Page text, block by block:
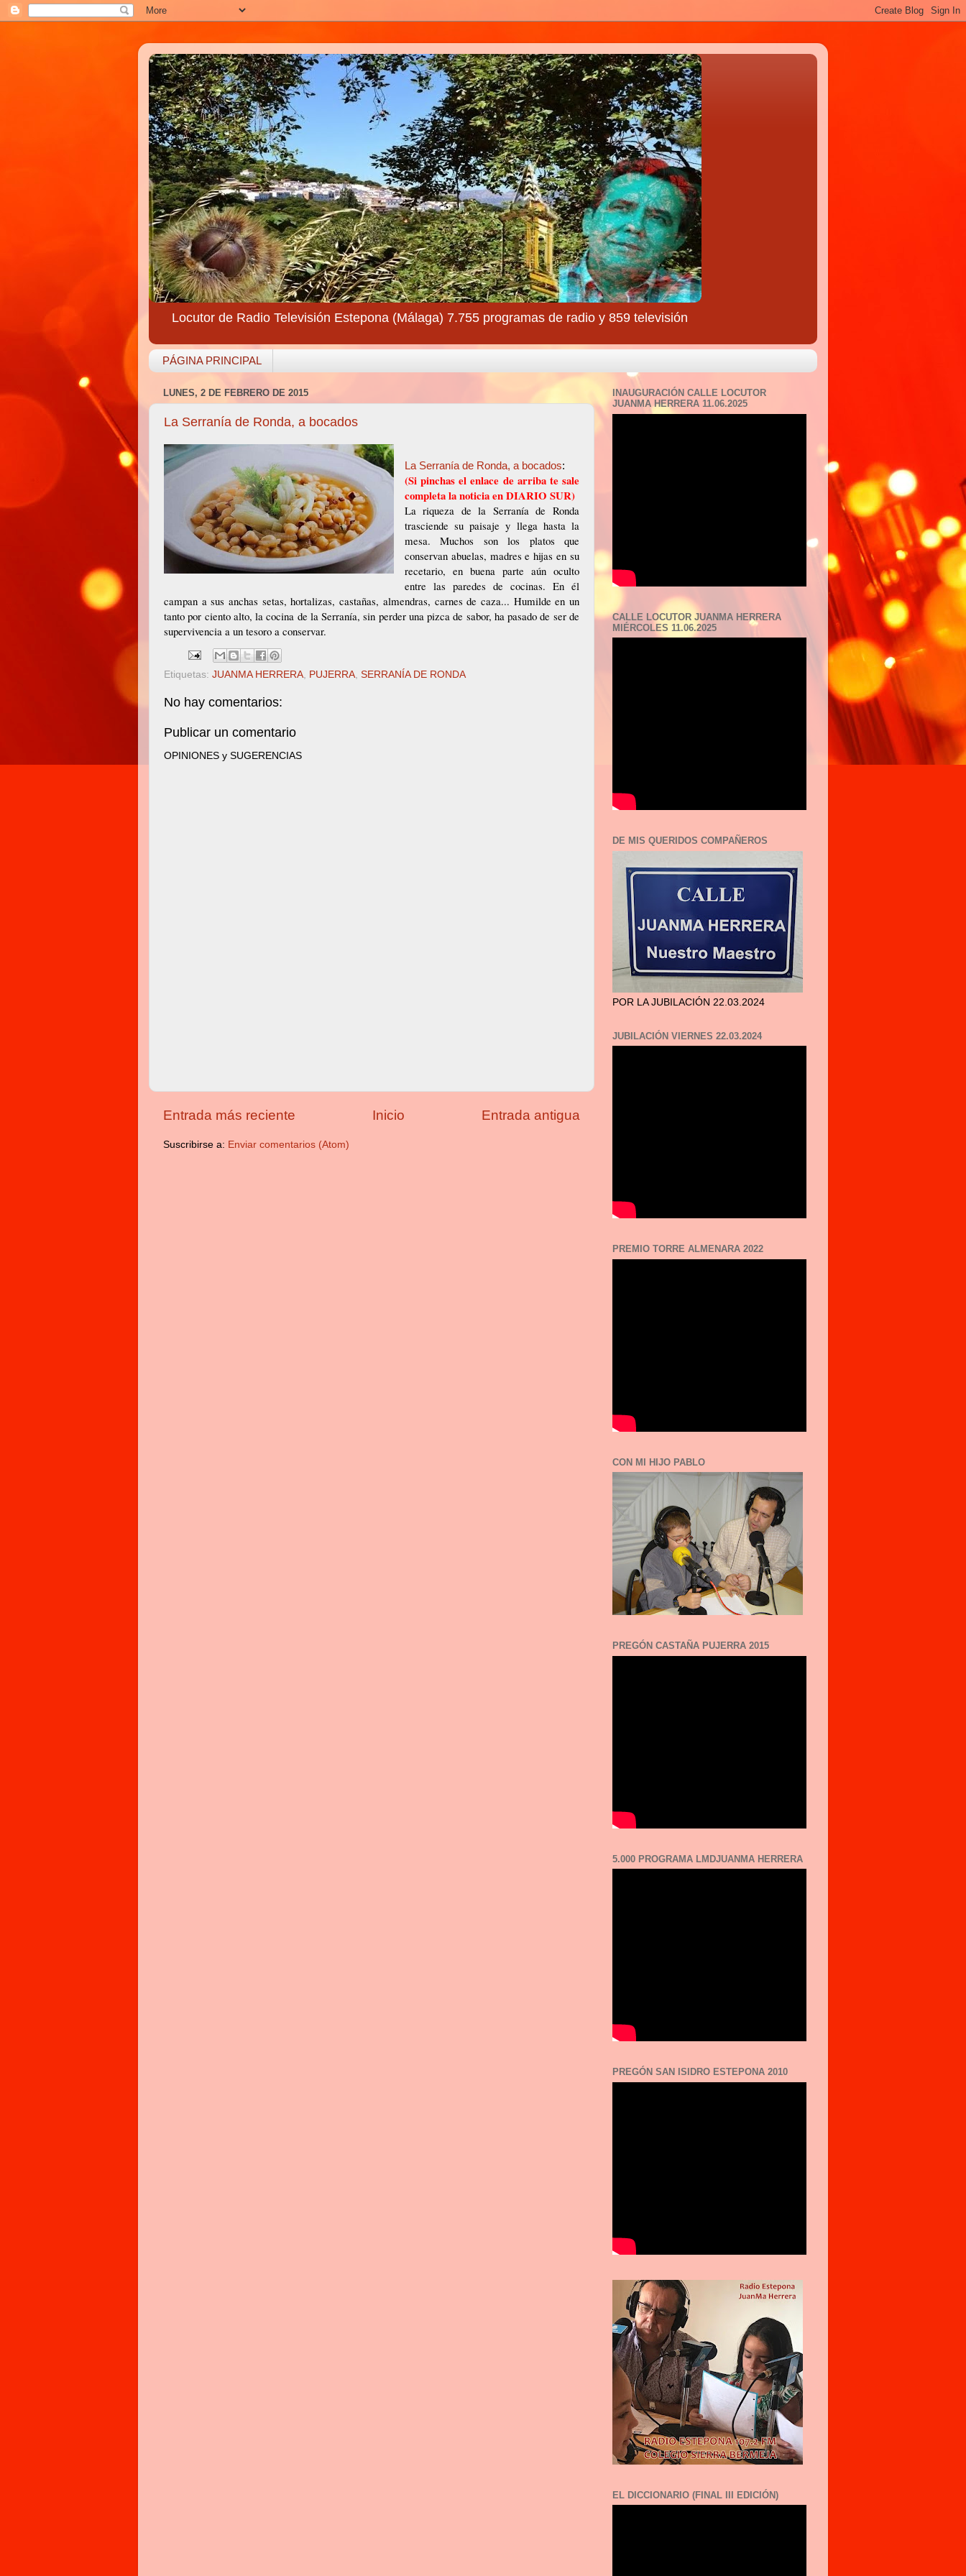
Locutor de Radio Televisión Estepona (Málaga) 7.755 programas de radio y 859 televisión
PÁGINA PRINCIPAL
LUNES, 2 DE FEBRERO DE 2015
La Serranía de Ronda, a bocados
La Serranía de Ronda, a bocados:
(Si pinchas el enlace de arriba te sale
completa la noticia en DIARIO SUR)
La riqueza de la Serranía de Ronda
trasciende su paisaje y llega hasta la
mesa. Muchos son los platos que
conservan abuelas, madres e hijas en su
recetario, en buena parte aún oculto
entre las paredes de cocinas. En él
campan a sus anchas setas, hortalizas, castañas, almendras, carnes de caza... Humilde en un
tanto por ciento alto, la cocina de la Serranía, sin perder una pizca de sabor, ha pasado de ser de
supervivencia a un tesoro a conservar.
Etiquetas: JUANMA HERRERA, PUJERRA, SERRANÍA DE RONDA
No hay comentarios:
Publicar un comentario
OPINIONES y SUGERENCIAS
Entrada más reciente Entrada antigua
Inicio
Suscribirse a: Enviar comentarios (Atom)
INAUGURACIÓN CALLE LOCUTOR
JUANMA HERRERA 11.06.2025
CALLE LOCUTOR JUANMA HERRERA
MIÉRCOLES 11.06.2025
DE MIS QUERIDOS COMPAÑEROS
POR LA JUBILACIÓN 22.03.2024
JUBILACIÓN VIERNES 22.03.2024
PREMIO TORRE ALMENARA 2022
CON MI HIJO PABLO
PREGÓN CASTAÑA PUJERRA 2015
5.000 PROGRAMA LMDJUANMA HERRERA
PREGÓN SAN ISIDRO ESTEPONA 2010
EL DICCIONARIO (FINAL III EDICIÓN)